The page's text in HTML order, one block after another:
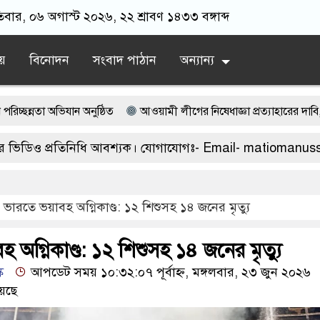
০৬ অগাস্ট ২০২৬, ২২ শ্রাবণ ১৪৩৩ বঙ্গাব্দ
বিনোদন সংবাদ পাঠান অন্যান্য
অনুষ্ঠিত আওয়ামী লীগের নিষেধাজ্ঞা প্রত্যাহারের দাবি, শেখ হাসিনার
সাঁকো ভারী বৃষ্টিতে ছেপটখালীর একমাত্র সড়ক বিধ্বস্ত: যোগাযোগ
আমানতকারী বিপাকে জানিয়েছে গভর্নর সরকারকে ব্যর্থ করতে
দাম বিচার প্রক্রিয়া শুরু: হাছান-নওফেলসহ ২২ আসামির বিরুদ্ধে
আবশ্যক। যোগাযোগঃ- Email-
​ভারতে ভয়াবহ অগ্নিকাণ্ড: ১২ শিশুসহ ১৪ জনের মৃত্যু
অগ্নিকাণ্ড: ১২ শিশুসহ ১৪ জনের মৃত্যু
আপডেট সময় ১০:৩২:০৭ পূর্বাহ্ন, মঙ্গলবার, ২৩ জুন ২০২৬